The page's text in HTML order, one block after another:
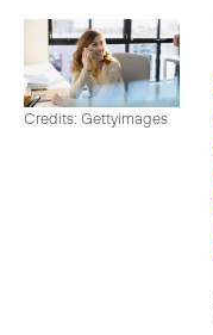
Credits: Gettyimages